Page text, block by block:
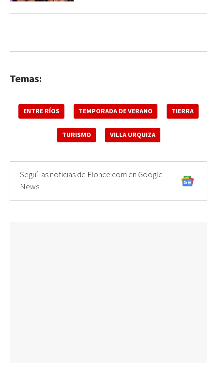
Temas:
ENTRE RÍOS TEMPORADA DE VERANO TIERRA
TURISMO VILLA URQUIZA
Seguí las noticias de Elonce.com en Google
News